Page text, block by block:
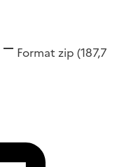
Format zip (187,7